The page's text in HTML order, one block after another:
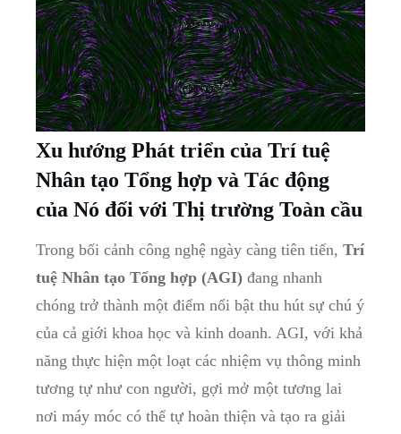
Xu hướng Phát triển của Trí tuệ
Nhân tạo Tổng hợp và Tác động
của Nó đối với Thị trường Toàn cầu
Trong bối cảnh công nghệ ngày càng tiên tiến, Trí
tuệ Nhân tạo Tổng hợp (AGI) đang nhanh
chóng trở thành một điểm nổi bật thu hút sự chú ý
của cả giới khoa học và kinh doanh. AGI, với khả
năng thực hiện một loạt các nhiệm vụ thông minh
tương tự như con người, gợi mở một tương lai
nơi máy móc có thể tự hoàn thiện và tạo ra giải